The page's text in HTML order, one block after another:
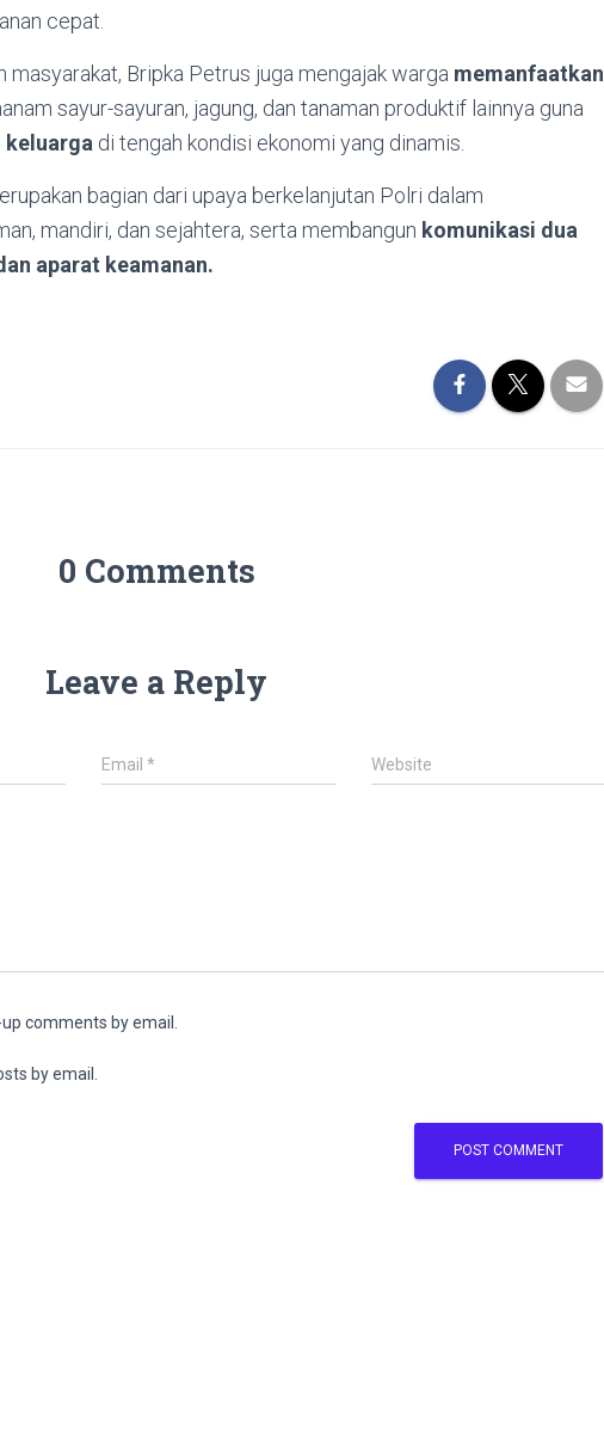
cepat.
Bripka Petrus juga mengajak warga memanfaatkan
sayur-sayuran, jagung, dan tanaman produktif lainnya guna
keluarga di tengah kondisi ekonomi yang dinamis.
bagian dari upaya berkelanjutan Polri dalam
mandiri, dan sejahtera, serta membangun komunikasi dua
aparat keamanan.
0 Comments
Leave a Reply
Email* Website
comments by email.
by email.